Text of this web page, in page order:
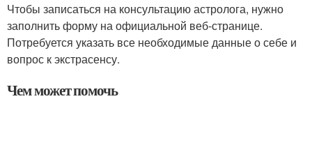
Чтобы записаться на консультацию астролога, нужно
заполнить форму на официальной веб-странице.
Потребуется указать все необходимые данные о себе и
вопрос к экстрасенсу.
Чем может помочь